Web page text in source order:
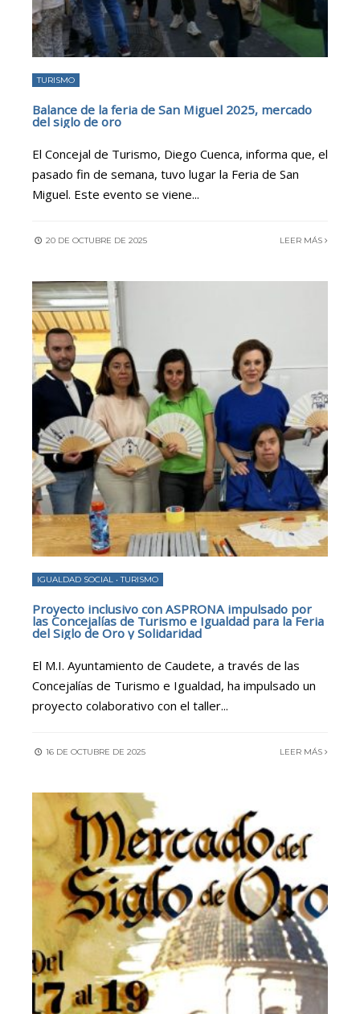
TURISMO
Balance de la feria de San Miguel 2025, mercado
del siglo de oro
El Concejal de Turismo, Diego Cuenca, informa que, el
pasado fin de semana, tuvo lugar la Feria de San
Miguel. Este evento se viene...
20 DE OCTUBRE DE 2025 LEER MÁS
IGUALDAD SOCIAL •TURISMO
Proyecto inclusivo con ASPRONA impulsado por
las Concejalías de Turismo e Igualdad para la Feria
del Siglo de Oro y Solidaridad
El M.I. Ayuntamiento de Caudete, a través de las
Concejalías de Turismo e Igualdad, ha impulsado un
proyecto colaborativo con el taller...
16 DE OCTUBRE DE 2025 LEER MÁS